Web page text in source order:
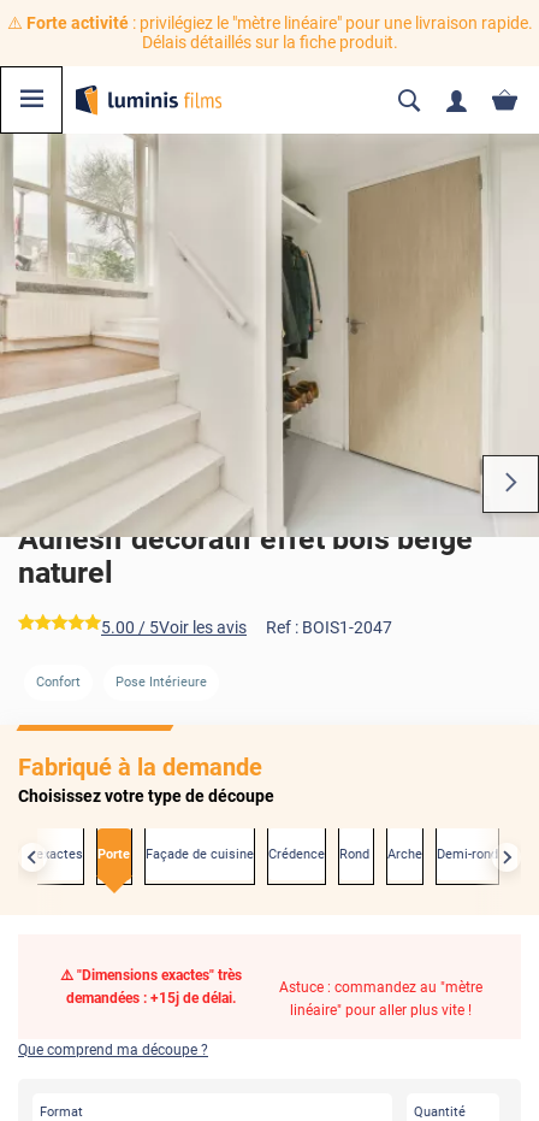
⚠️ Forte activité: privilégiez le "mètre linéaire" pour une livraison rapide.
Délais détaillés sur la fiche produit.
Adhésif décoratif effet bois beige
naturel
*****
5.00 / 5Voir les avis Ref : BOIS1-2047
Confort Pose Intérieure
Fabriqué à la demande
Choisissez votre type de découpe
exactes Porte Façade de cuisine Crédence Rond Arche Demi-rond
⚠️ "Dimensions exactes" très
demandées : +15j de délai.
Astuce : commandez au "mètre
linéaire" pour aller plus vite !
Que comprend ma découpe ?
Format Quantité